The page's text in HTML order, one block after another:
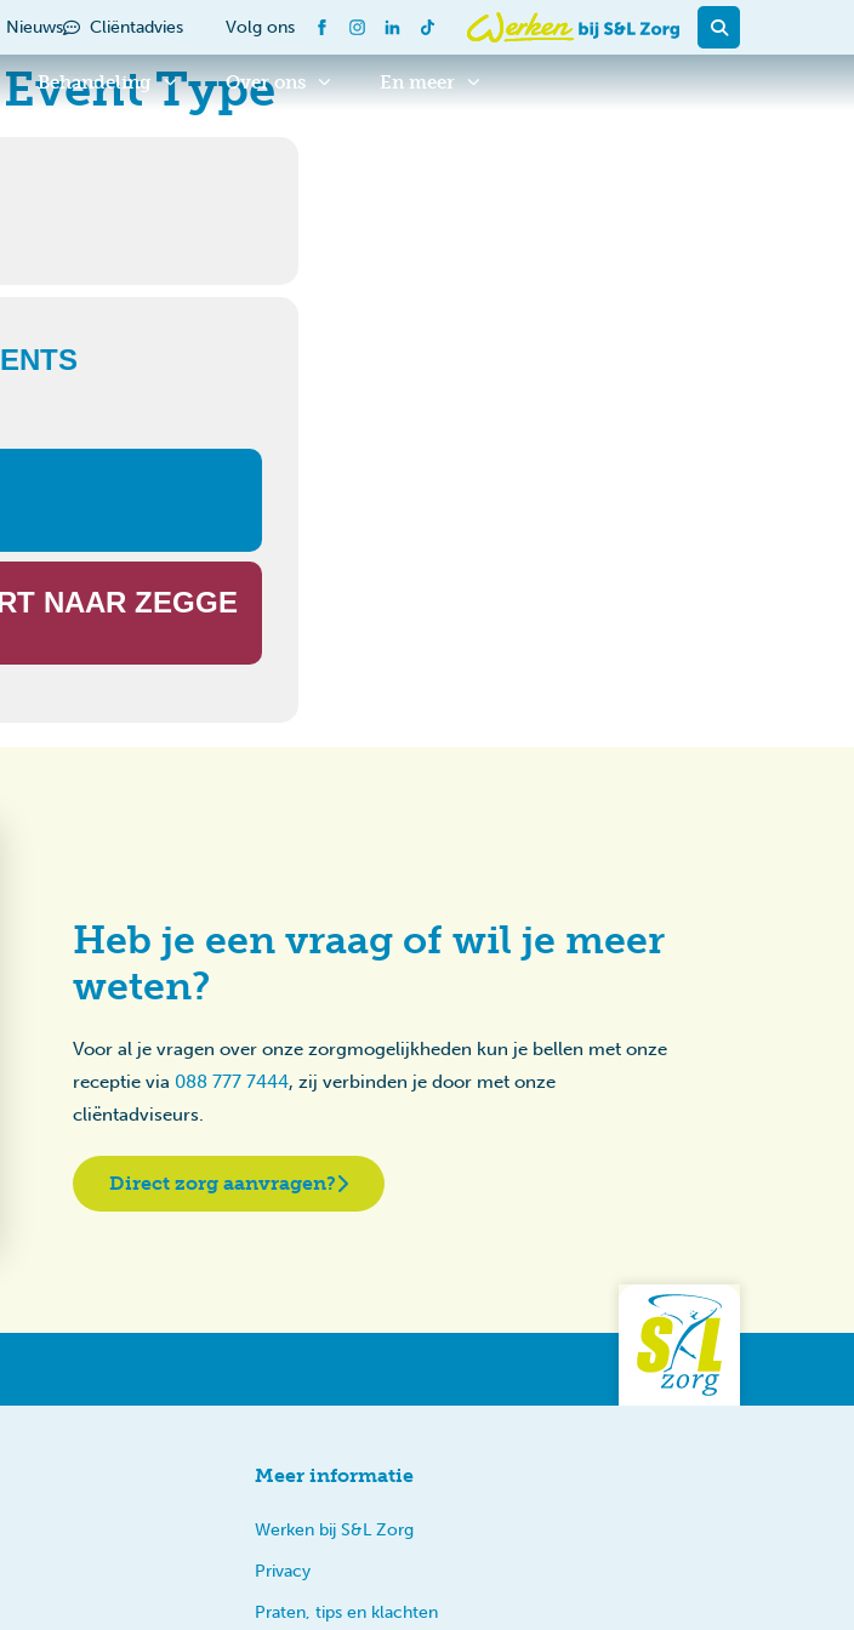
Nieuws Cliëntadvies Volg ons
Behandeling Over ons En meer
Type
NAAR ZEGGE
Heb je een vraag of wil je meer
weten?
Voor al je vragen over onze zorgmogelijkheden kun je bellen met onze
receptie via 088 777 7444, zij verbinden je door met onze
cliëntadviseurs.
Direct zorg aanvragen?
Meer informatie
Werken bij S&L Zorg
Privacy
Praten, tips en klachten